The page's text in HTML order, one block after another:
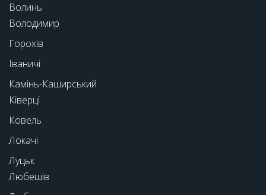
Волинь
Володимир
Горохів
Іваничі
Камінь-Каширський
Ківерці
Ковель
Локачі
Луцьк
Любешів